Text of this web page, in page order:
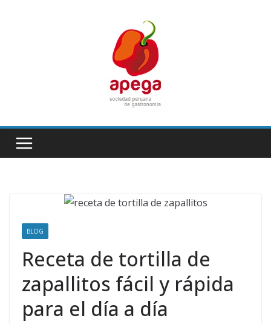
BLOG
Receta de tortilla de
zapallitos fácil y rápida
para el día a día